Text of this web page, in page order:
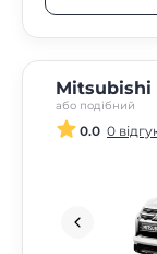
Mitsubishi
або подібний
0.0 0